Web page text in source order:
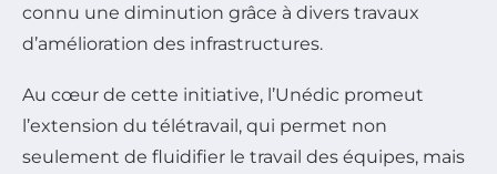
connu une diminution grâce à divers travaux
d’amélioration des infrastructures.
Au cœur de cette initiative, l’Unédic promeut
l’extension du télétravail, qui permet non
seulement de fluidifier le travail des équipes, mais